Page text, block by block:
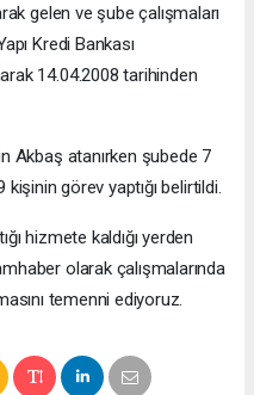
gelen ve şube çalışmaları
Kredi Bankası
14.04.2008 tarihinden
Akbaş atanırken şubede 7
görev yaptığı belirtildi.
hizmete kaldığı yerden
olarak çalışmalarında
temenni ediyoruz.